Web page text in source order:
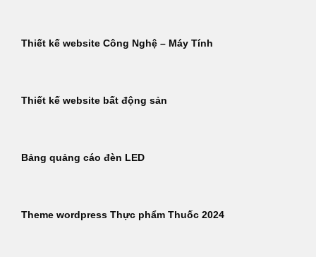
Thiết kế website Công Nghệ – Máy Tính
Thiết kế website bất động sản
Bảng quảng cáo đèn LED
Theme wordpress Thực phẩm Thuốc 2024